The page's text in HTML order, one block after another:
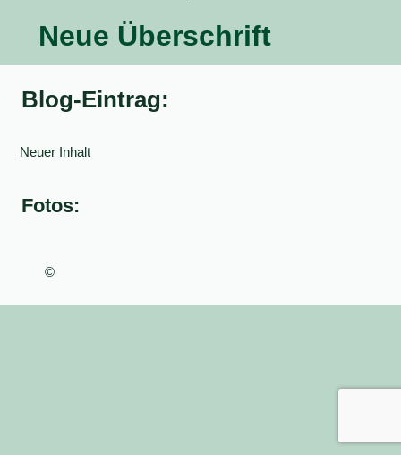
Neue Überschrift
Blog-Eintrag:
Neuer Inhalt
Fotos:
©